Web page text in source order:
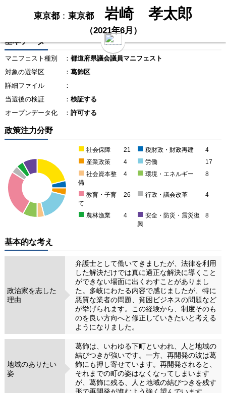
東京都： 東京都 岩崎 孝太郎
（2021年6月）
基本データ
マニフェスト種別 ： 都道府県議会議員マニフェスト
対象の選挙区
： 葛飾区
詳細ファイル
：
当選後の検証
： 検証する
オープンデータ化
： 許可する
政策注力分野
■ 社会保障 21 ■ 税財政・財政再建 4
■ 産業政策 4 ■ 労働 17
■ 社会資本整
備
4 ■ 環境・エネルギー 8
■ 教育・子育
て
26 ■ 行政・議会改革 4
■ 農林漁業 4 ■ 安全・防災・震災復
興
8
基本的な考え
政治家を志した
理由
弁護士として働いてきましたが、法律を利用
した解決だけでは真に適正な解決に導くこと
ができない場面に出くわすことがありまし
た。多岐にわたる内容で感じましたが、特に
悪質な業者の問題、貧困ビジネスの問題など
が挙げられます。この経験から、制度そのも
のを良い方向へと修正していきたいと考える
ようになりました。
地域のありたい
姿
葛飾は、いわゆる下町といわれ、人と地域の
結びつきが強いです。一方、再開発の波は葛
飾にも押し寄せています。再開発されると、
それまでの町の姿はなくなってしまいます
が、葛飾に残る、人と地域の結びつきを残す